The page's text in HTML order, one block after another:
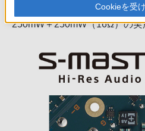
接続時は60mW＋60mW（16Ω
250mW＋250mW（16Ω）の
Cookieを受